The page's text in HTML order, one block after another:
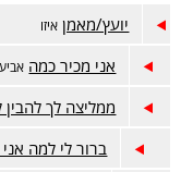
יועץ/מאמן איזו
אני מכיר כמה
ממליצה לך
ברור לי למה אני